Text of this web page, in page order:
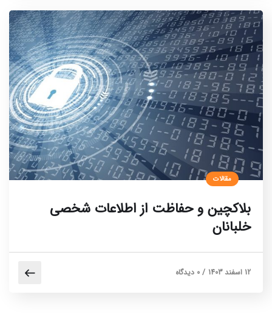
مقالات
بلاکچین و حفاظت از اطلاعات شخصی
خلبانان
12 اسفند 1403 / 0 دیدگاه